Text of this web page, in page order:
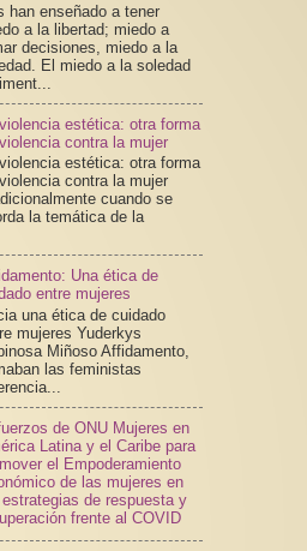
han enseñado a tener
a la libertad; miedo a
decisiones, miedo a la
El miedo a la soledad
estética: otra forma
contra la mujer
estética: otra forma
contra la mujer
cuando se
la temática de la
Una ética de
entre mujeres
una ética de cuidado
mujeres Yuderkys
Miñoso Affidamento,
las feministas
de ONU Mujeres en
Latina y el Caribe para
el Empoderamiento
de las mujeres en
de respuesta y
frente al COVID